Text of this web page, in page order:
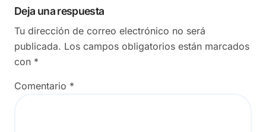
Deja una respuesta
Tu dirección de correo electrónico no será
publicada. Los campos obligatorios están marcados
con *
Comentario *